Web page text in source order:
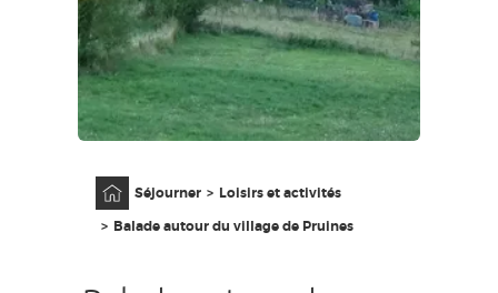
MA SÉLECTION
FR
Séjourner
Loisirs et activités
Balade autour du village de Pruines